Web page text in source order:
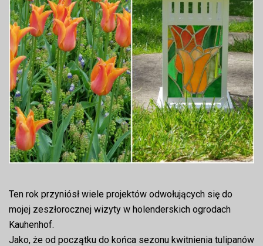
Ten rok przyniósł wiele projektów odwołujących się do
mojej zeszłorocznej wizyty w holenderskich ogrodach
Kauhenhof.
Jako, że od początku do końca sezonu kwitnienia tulipanów